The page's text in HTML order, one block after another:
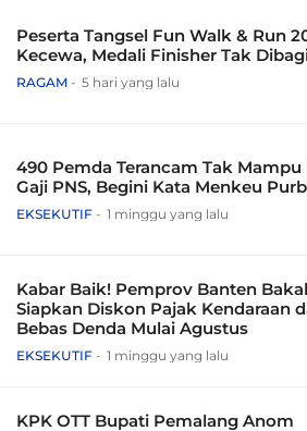
Peserta Tangsel Fun Walk & Run
Kecewa, Medali Finisher Tak
RAGAM 5 hari yang lalu
490 Pemda Terancam Tak Mampu
Gaji PNS, Begini Kata Menkeu
EKSEKUTIF 1 minggu yang lalu
Kabar Baik! Pemprov Banten Bakal
Siapkan Diskon Pajak Kendaraan
Bebas Denda Mulai Agustus
EKSEKUTIF 1 minggu yang lalu
KPK OTT Bupati Pemalang Anom